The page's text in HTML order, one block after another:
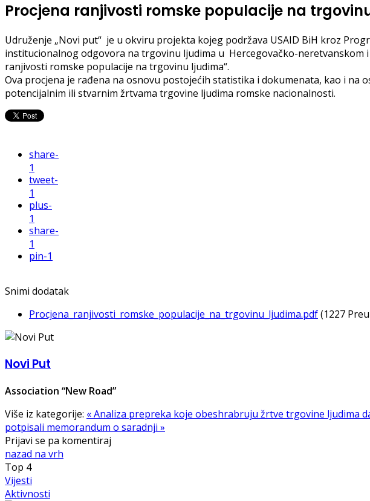
Procjena ranjivosti romske populacije na
Udruženje „Novi put“ je u okviru projekta kojeg podržava USAID BiH kroz
institucionalnog odgovora na trgovinu ljudima u Hercegovačko-
ranjivosti romske populacije na trgovinu ljudima“.
Ova procjena je rađena na osnovu postojećih statistika i dokumenata, kao i na
potencijalnim ili stvarnim žrtvama trgovine ljudima romske nacionalnosti.
share-
1
tweet-
1
plus-
1
share-
1
pin-1
Snimi dodatak
Procjena_ranjivosti_romske_populacije_na_trgovinu_ljudima.pdf(1227
Novi Put
Association “New Road”
Više iz kategorije: « Analiza prepreka koje obeshrabruju žrtve trgovine ljudima
potpisali memorandum o saradnji »
Prijavi se pa komentiraj
nazad na vrh
Top 4
Vijesti
Aktivnosti